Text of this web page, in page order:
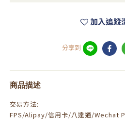
加入追蹤
分享到
商品描述
交易方法:
FPS/Alipay/信用卡/八達通/Wechat